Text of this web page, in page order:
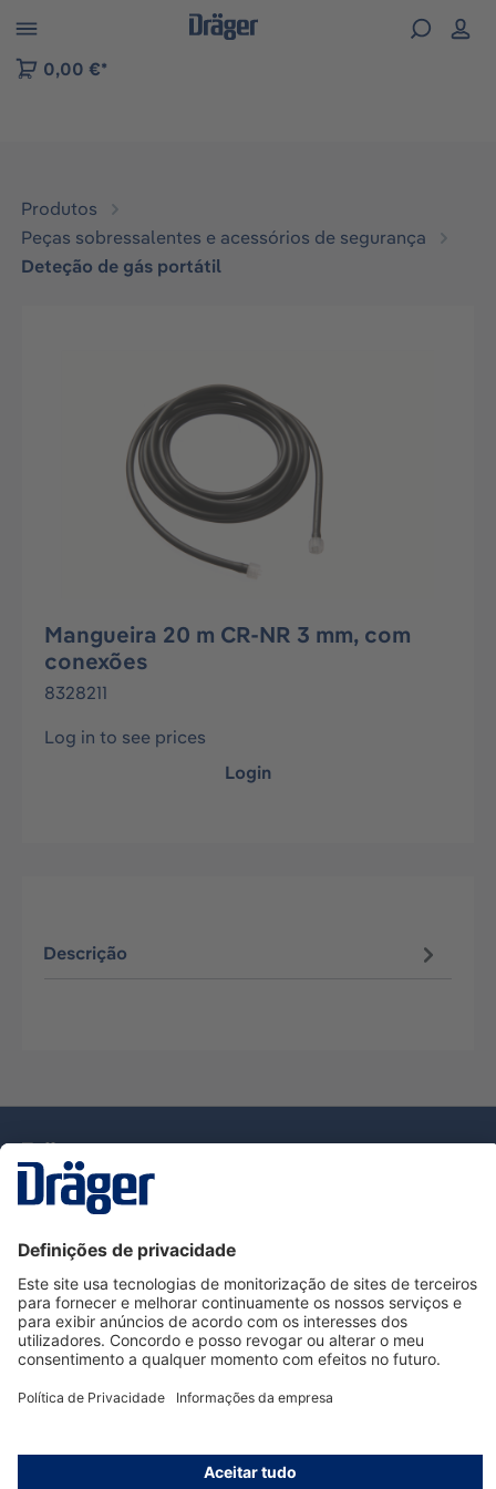
to B2B platform navigation
0,00 €*
Produtos
Peças sobressalentes e acessórios de segurança
Deteção de gás portátil
Mangueira 20 m CR-NR 3 mm, com
conexões
8328211
Log in to see prices
Login
Descrição
Serviço de Apoio ao Cliente Dräger
Utilização da loja
Informações
© Dräger Portugal, Lda, 2024